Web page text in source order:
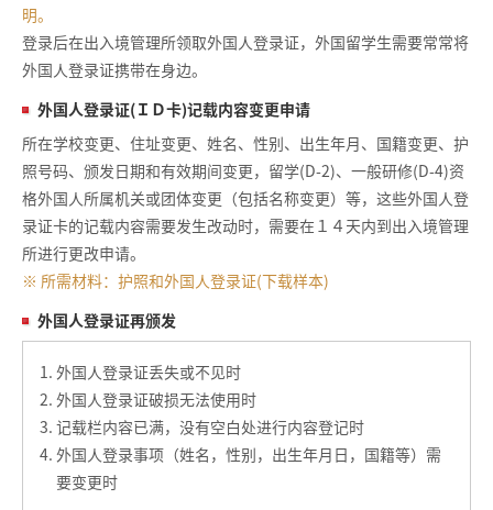
明。
登录后在出入境管理所领取外国人登录证，外国留学生需要常常将
外国人登录证携带在身边。
外国人登录证(ＩＤ卡)记载内容变更申请
所在学校变更、住址变更、姓名、性别、出生年月、国籍变更、护
照号码、颁发日期和有效期间变更，留学(D-2)、一般研修(D-4)资
格外国人所属机关或团体变更（包括名称变更）等，这些外国人登
录证卡的记载内容需要发生改动时，需要在１４天内到出入境管理
所进行更改申请。
※ 所需材料：护照和外国人登录证(下载样本)
外国人登录证再颁发
外国人登录证丢失或不见时
外国人登录证破损无法使用时
记载栏内容已满，没有空白处进行内容登记时
外国人登录事项（姓名，性别，出生年月日，国籍等）需
要变更时